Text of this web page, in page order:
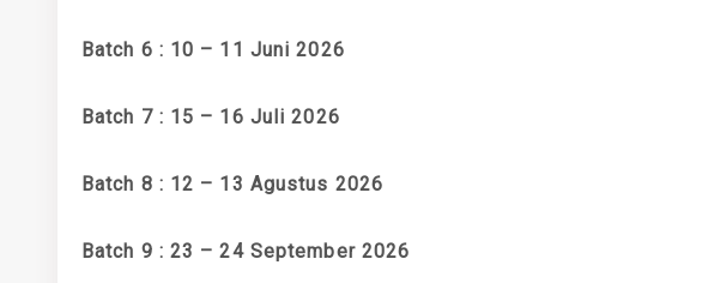
Batch 6 : 10 – 11 Juni 2026
Batch 7 : 15 – 16 Juli 2026
Batch 8 : 12 – 13 Agustus 2026
Batch 9 : 23 – 24 September 2026